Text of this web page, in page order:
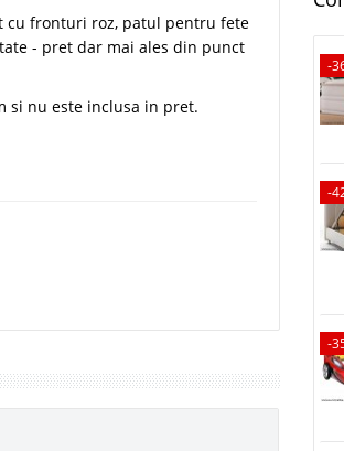
cu fronturi roz, patul pentru fete
- pret dar mai ales din punct
si nu este inclusa in pret.
-
-
-